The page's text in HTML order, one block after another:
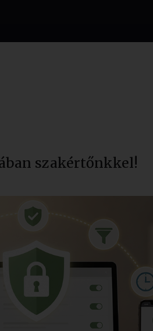
szakértőnkkel!